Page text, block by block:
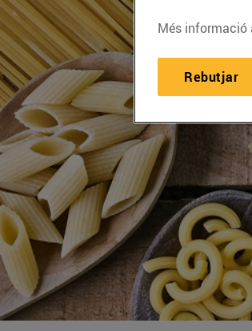
Més informació
Rebutjar